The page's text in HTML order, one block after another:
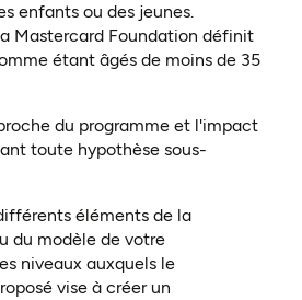
enfants ou des jeunes.
Mastercard Foundation définit
étant âgés de moins de 35
du programme et l'impact
toute hypothèse sous-
éléments de la
du modèle de votre
niveaux auxquels le
vise à créer un